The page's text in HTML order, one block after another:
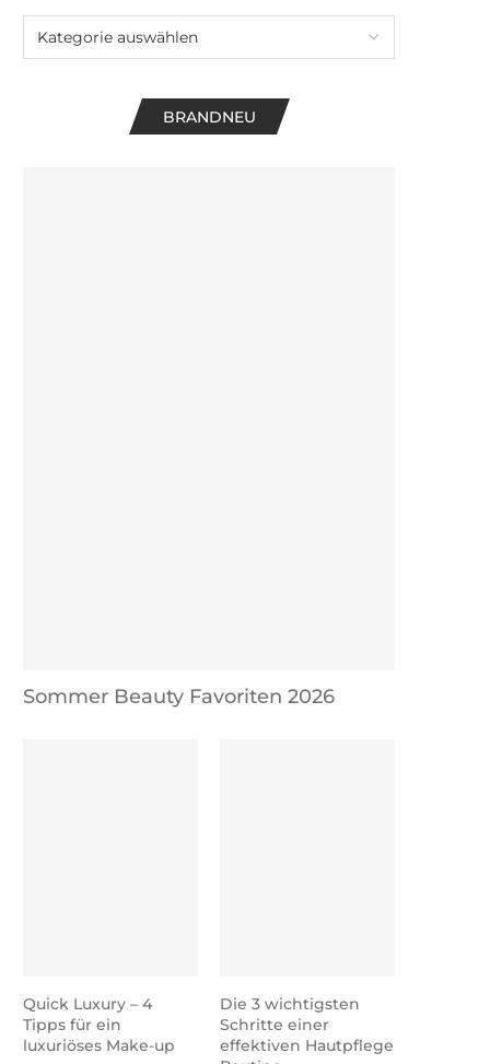
BRANDNEU
Sommer Beauty Favoriten 2026
Quick Luxury – 4
Tipps für ein
luxuriöses Make-up
Die 3 wichtigsten
Schritte einer
effektiven Hautpflege